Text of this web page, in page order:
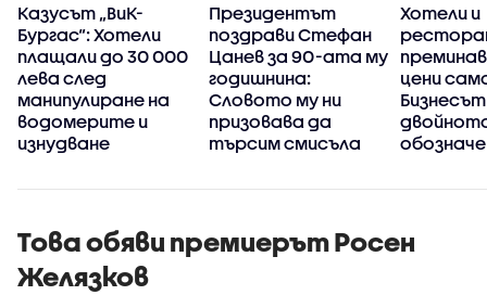
Казусът „ВиК-
Бургас“: Хотели
плащали до 30 000
лева след
манипулиране на
водомерите и
изнудване
Президентът
поздрави Стефан
Цанев за 90-ата му
годишнина:
Словото му ни
призовава да
търсим смисъла
Хотели и
цени
Това обяви премиерът Росен
Желязков